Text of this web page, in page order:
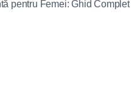
pentru Femei: Ghid Complet